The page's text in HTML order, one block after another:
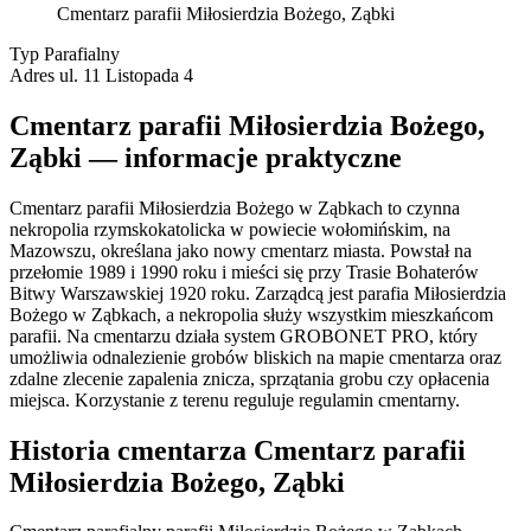
Cmentarz parafii Miłosierdzia Bożego, Ząbki
Typ Parafialny
Adres ul. 11 Listopada 4
Cmentarz parafii Miłosierdzia Bożego,
Ząbki — informacje praktyczne
Cmentarz parafii Miłosierdzia Bożego w Ząbkach to czynna
nekropolia rzymskokatolicka w powiecie wołomińskim, na
Mazowszu, określana jako nowy cmentarz miasta. Powstał na
przełomie 1989 i 1990 roku i mieści się przy Trasie Bohaterów
Bitwy Warszawskiej 1920 roku. Zarządcą jest parafia Miłosierdzia
Bożego w Ząbkach, a nekropolia służy wszystkim mieszkańcom
parafii. Na cmentarzu działa system GROBONET PRO, który
umożliwia odnalezienie grobów bliskich na mapie cmentarza oraz
zdalne zlecenie zapalenia znicza, sprzątania grobu czy opłacenia
miejsca. Korzystanie z terenu reguluje regulamin cmentarny.
Historia cmentarza Cmentarz parafii
Miłosierdzia Bożego, Ząbki